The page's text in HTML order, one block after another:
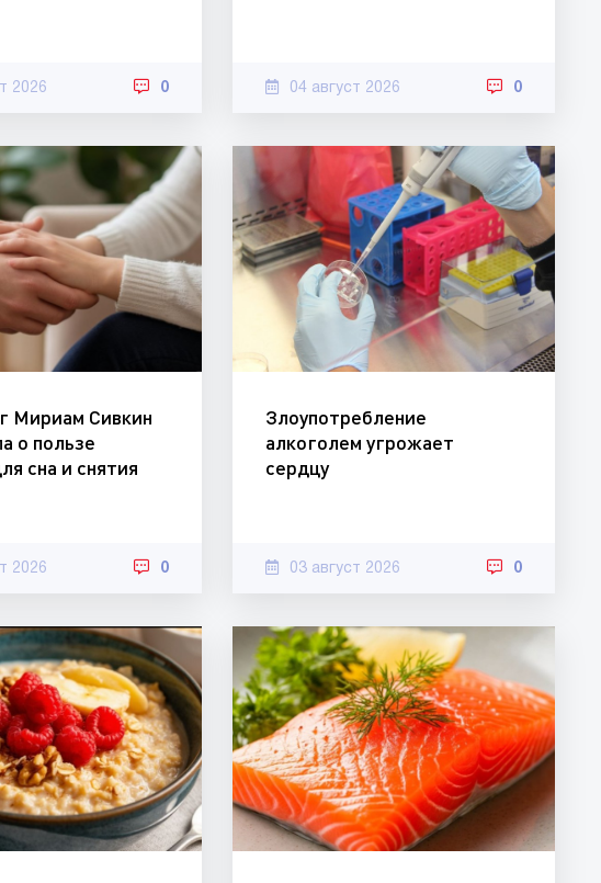
2026 0 04 август 2026 0
Мириам Сивкин
о пользе
сна и снятия
2026 0
Злоупотребление
алкоголем угрожает
сердцу
03 август 2026 0